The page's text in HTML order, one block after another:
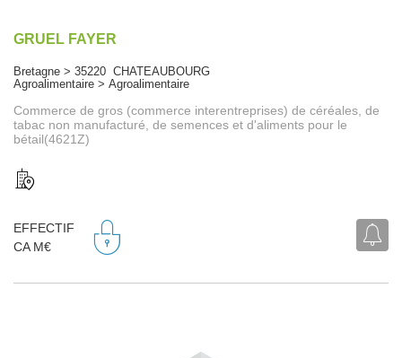
GRUEL FAYER
Bretagne > 35220 CHATEAUBOURG
Agroalimentaire > Agroalimentaire
Commerce de gros (commerce interentreprises) de céréales, de
tabac non manufacturé, de semences et d'aliments pour le
bétail(4621Z)
EFFECTIF
CA M€